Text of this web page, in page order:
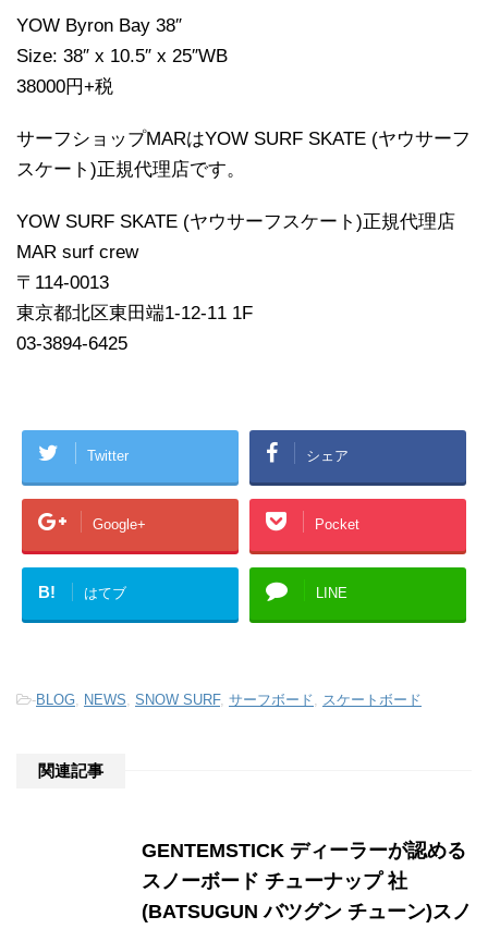
YOW Byron Bay 38″
Size: 38″ x 10.5″ x 25″WB
38000円+税
サーフショップMARはYOW SURF SKATE (ヤウサーフ
スケート)正規代理店です。
YOW SURF SKATE (ヤウサーフスケート)正規代理店
MAR surf crew
〒114-0013
東京都北区東田端1-12-11 1F
03-3894-6425
Twitter シェア
Google+ Pocket
B! はてブ LINE
-BLOG NEWS SNOW SURF, サーフボード スケートボード
関連記事
GENTEMSTICK ディーラーが認める
スノーボード チューナップ 社
(BATSUGUN バツグン チューン)スノ